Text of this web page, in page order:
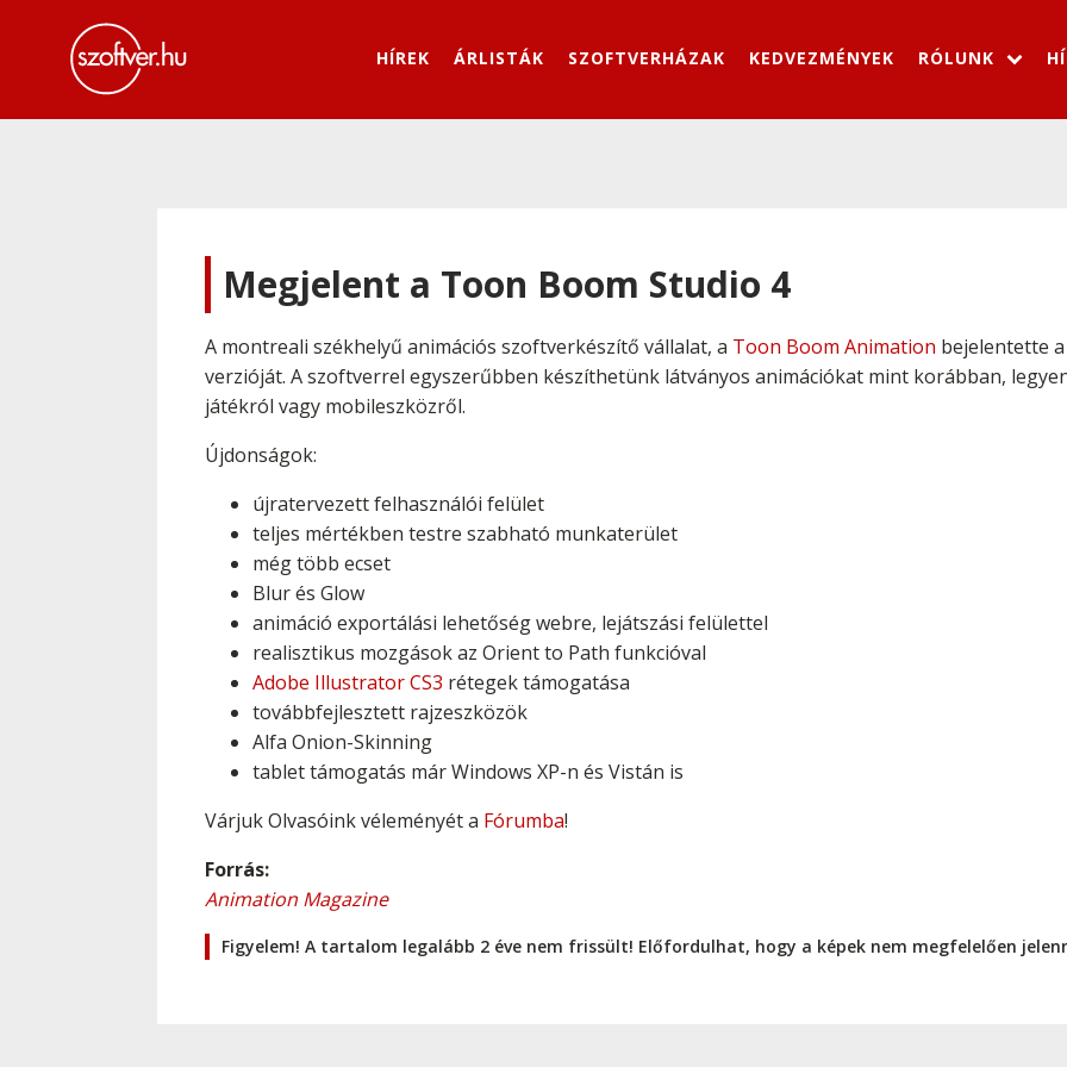
HÍREK ÁRLISTÁK SZOFTVERHÁZAK KEDVEZMÉNYEK RÓLUNK
Megjelent a Toon Boom Studio 4
A montreali székhelyű animációs szoftverkészítő vállalat, a Toon Boom Animation bejelentette
verzióját. A szoftverrel egyszerűbben készíthetünk látványos animációkat mint korábban,
játékról vagy mobileszközről.
Újdonságok:
újratervezett felhasználói felület
teljes mértékben testre szabható munkaterület
még több ecset
Blur és Glow
animáció exportálási lehetőség webre, lejátszási felülettel
realisztikus mozgások az Orient to Path funkcióval
Adobe Illustrator CS3 rétegek támogatása
továbbfejlesztett rajzeszközök
Alfa Onion-Skinning
tablet támogatás már Windows XP-n és Vistán is
Várjuk Olvasóink véleményét a Fórumba!
Forrás:
Animation Magazine
Figyelem! A tartalom legalább 2 éve nem frissült! Előfordulhat, hogy a képek nem megfelelően